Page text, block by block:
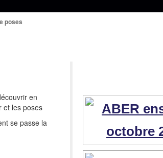
poses
en
et les poses
se passe la